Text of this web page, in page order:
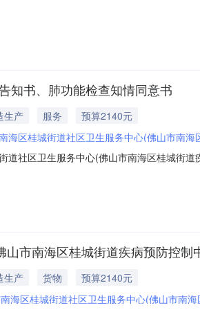
知书、肺功能检查知情同意书
生产 服务
预算2140元
海区桂城街道社区卫生服务中心(佛山市南
道社区卫生服务中心(佛山市南海区桂城街
2216:19:50发布人：佛山市南海区桂城街
市南海区桂城街道疾病预防控
生产 货物
预算2140元
海区桂城街道社区卫生服务中心(佛山市南